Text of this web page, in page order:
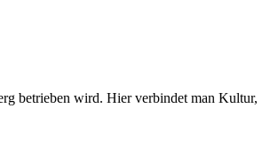
betrieben wird. Hier verbindet man Kultur,